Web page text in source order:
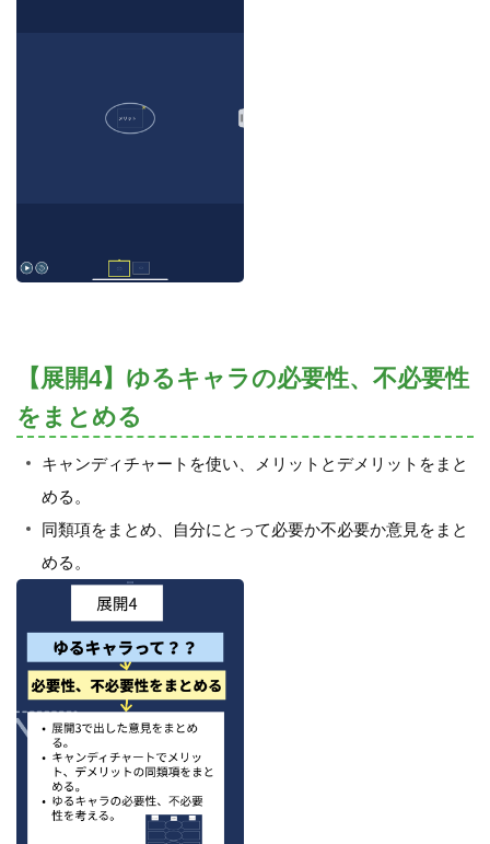
【展開4】ゆるキャラの必要性、不必要性
をまとめる
キャンディチャートを使い、メリットとデメリットをまと
める。
同類項をまとめ、自分にとって必要か不必要か意見をまと
める。